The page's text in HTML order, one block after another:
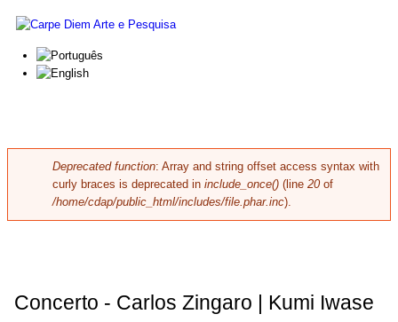
Skip to main content
Carpe
Diem
Arte e
Pesquisa
Error message
Deprecated function: Array and string offset access syntax with
curly braces is deprecated in include_once() (line 20 of
/home/cdap/public_html/includes/file.phar.inc).
Concerto - Carlos Zingaro | Kumi Iwase